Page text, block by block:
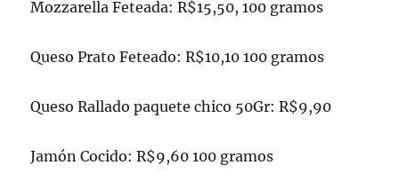
Mozzarella Feteada: R$15,50, 100 gramos
Queso Prato Feteado: R$10,10 100 gramos
Queso Rallado paquete chico 50Gr: R$9,90
Jamón Cocido: R$9,60 100 gramos